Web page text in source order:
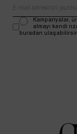
Kampanyalar,
almayı kendi
buradan